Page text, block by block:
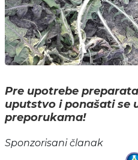
Pre upotrebe
uputstvo i ponašati se
preporukama!
Sponzorisani članak